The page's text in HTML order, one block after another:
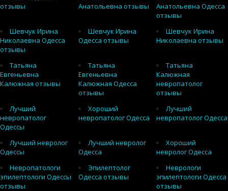
отзывы
Анатольевна отзывы
Анатольевна Одесса
отзывы
Шевчук Ирина
Николаевна Одесса
отзывы
Шевчук Ирина
Одесса отзывы
Шевчук Ирина
Николаевна отзывы
Татьяна
Евгеньевна
Калюжная отзывы
Татьяна
Евгеньевна
Калюжная Одесса
отзывы
Татьяна
Калюжная
невропатолог
отзывы
Лучший
невропатолог
Одессы
Хороший
невропатолог Одесса
Лучший
невропатолог Одесса
Лучший невролог
Одессы
Лучший невролог
Одесса
Хороший
невролог Одесса
Невропатологи
эпилептологи Одессы
отзывы
Эпилептолог
Одесса отзывы
Неврологи
эпилептологи Одесса
отзывы